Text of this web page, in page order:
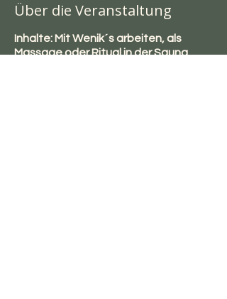
Über die Veranstaltung
Inhalte: Mit Wenik´s arbeiten, als
Massage oder Ritual in der Sauna.